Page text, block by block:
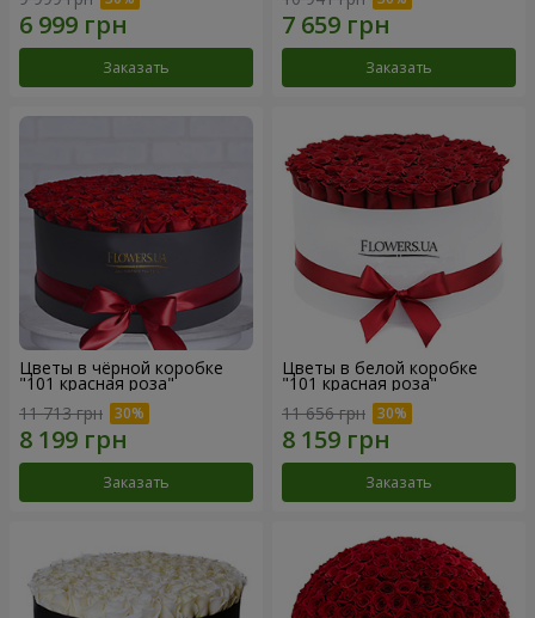
Заказать Заказать
Цветы в чёрной коробке
"101 красная роза"
11 713 грн
Заказать
Цветы в белой коробке
"101 красная роза"
11 656 грн
Заказать